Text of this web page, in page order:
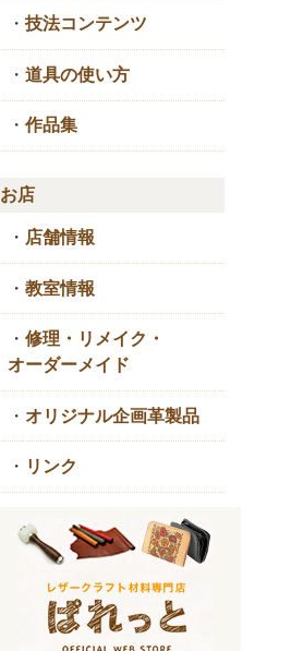
・ 技法コンテンツ
・ 道具の使い方
・ 作品集
お店
・ 店舗情報
・ 教室情報
・ 修理・リメイク・
オーダーメイド
・ オリジナル企画革製品
・ リンク